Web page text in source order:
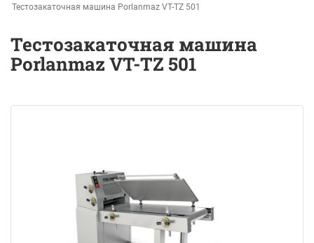
Тестозакаточная машина Porlanmaz VT-TZ 501
Тестозакаточная машина
Porlanmaz VT-TZ 501